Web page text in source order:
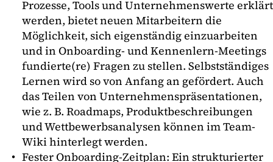
Prozesse, Tools und Unternehmenswerte erklärt
werden, bietet neuen Mitarbeitern die
Möglichkeit, sich eigenständig einzuarbeiten
und in Onboarding- und Kennenlern-Meetings
fundierte(re) Fragen zu stellen. Selbstständiges
Lernen wird so von Anfang an gefördert. Auch
das Teilen von Unternehmenspräsentationen,
wie z. B. Roadmaps, Produktbeschreibungen
und Wettbewerbsanalysen können im Team-
Wiki hinterlegt werden.
Fester Onboarding-Zeitplan: Ein strukturierter